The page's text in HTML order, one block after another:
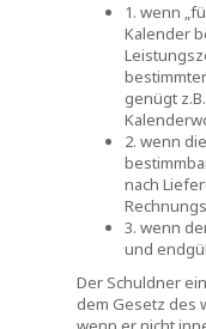
1. wenn
Kalender
genügt
2. wenn
nach
3. wenn
und
Der Schuldner
dem Gesetz des